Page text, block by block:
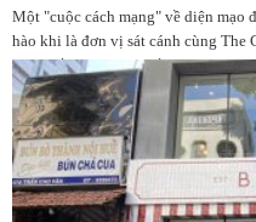
Một "cuộc cách mạng" về diện mạo
hào khi là đơn vị sát cánh cùng The
nâng cấp không gian lần này